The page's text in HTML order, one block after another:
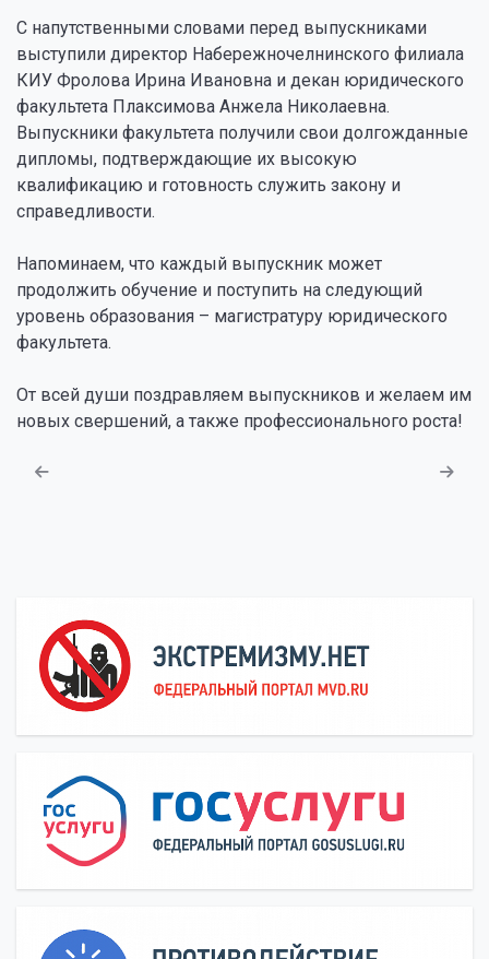
С напутственными словами перед выпускниками
выступили директор Набережночелнинского филиала
КИУ Фролова Ирина Ивановна и декан юридического
факультета Плаксимова Анжела Николаевна.
Выпускники факультета получили свои долгожданные
дипломы, подтверждающие их высокую
квалификацию и готовность служить закону и
справедливости.
Напоминаем, что каждый выпускник может
продолжить обучение и поступить на следующий
уровень образования – магистратуру юридического
факультета.
От всей души поздравляем выпускников и желаем им
новых свершений, а также профессионального роста!